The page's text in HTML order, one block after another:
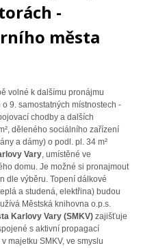
-
města
volné k dalšímu pronájmu
9. samostatných místnostech -
chodby a dalších
děleného sociálního zařízení
a dámy) o podl. pl. 34 m²
Vary, umístěné ve
domu. Je možné si pronajmout
dle výběru. Topení dálkové
a studená, elektřina) budou
Městská knihovna o.p.s.
Karlovy Vary (SMKV)zajišťuje
s aktivní propagací
majetku SMKV, ve smyslu